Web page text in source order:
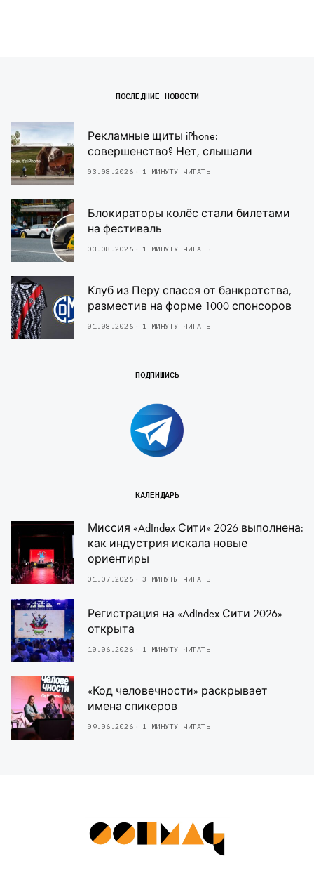
ПОСЛЕДНИЕ НОВОСТИ
Рекламные щиты iPhone:
совершенство? Нет, слышали
03.08.2026 1 МИНУТУ ЧИТАТЬ
Блокираторы колёс стали билетами
на фестиваль
03.08.2026 1 МИНУТУ ЧИТАТЬ
Клуб из Перу спасся от банкротства,
разместив на форме 1000 спонсоров
01.08.2026 1 МИНУТУ ЧИТАТЬ
ПОДПИШИСЬ
КАЛЕНДАРЬ
Миссия «AdIndex Сити» 2026 выполнена:
как индустрия искала новые
ориентиры
01.07.2026 3 МИНУТЫ ЧИТАТЬ
Регистрация на «AdIndex Сити 2026»
открыта
10.06.2026 1 МИНУТУ ЧИТАТЬ
«Код человечности» раскрывает
имена спикеров
09.06.2026 1 МИНУТУ ЧИТАТЬ